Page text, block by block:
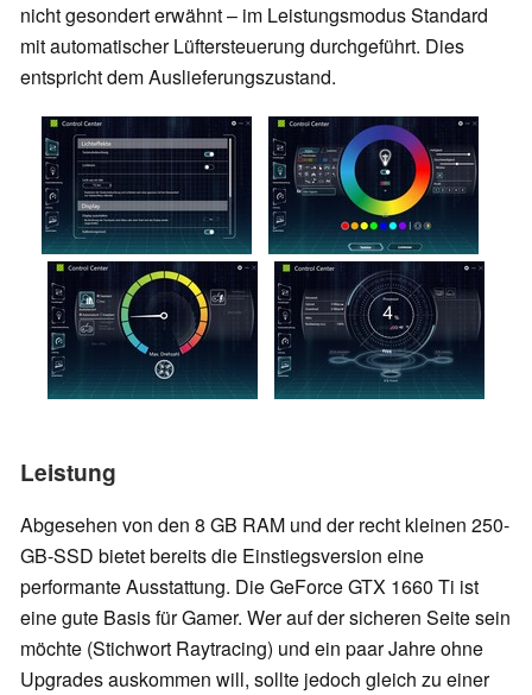
nicht gesondert erwähnt – im Leistungsmodus Standard
mit automatischer Lüftersteuerung durchgeführt. Dies
entspricht dem Auslieferungszustand.
Leistung
Abgesehen von den 8 GB RAM und der recht kleinen 250-
GB-SSD bietet bereits die Einstiegsversion eine
performante Ausstattung. Die GeForce GTX 1660 Ti ist
eine gute Basis für Gamer. Wer auf der sicheren Seite sein
möchte (Stichwort Raytracing) und ein paar Jahre ohne
Upgrades auskommen will, sollte jedoch gleich zu einer